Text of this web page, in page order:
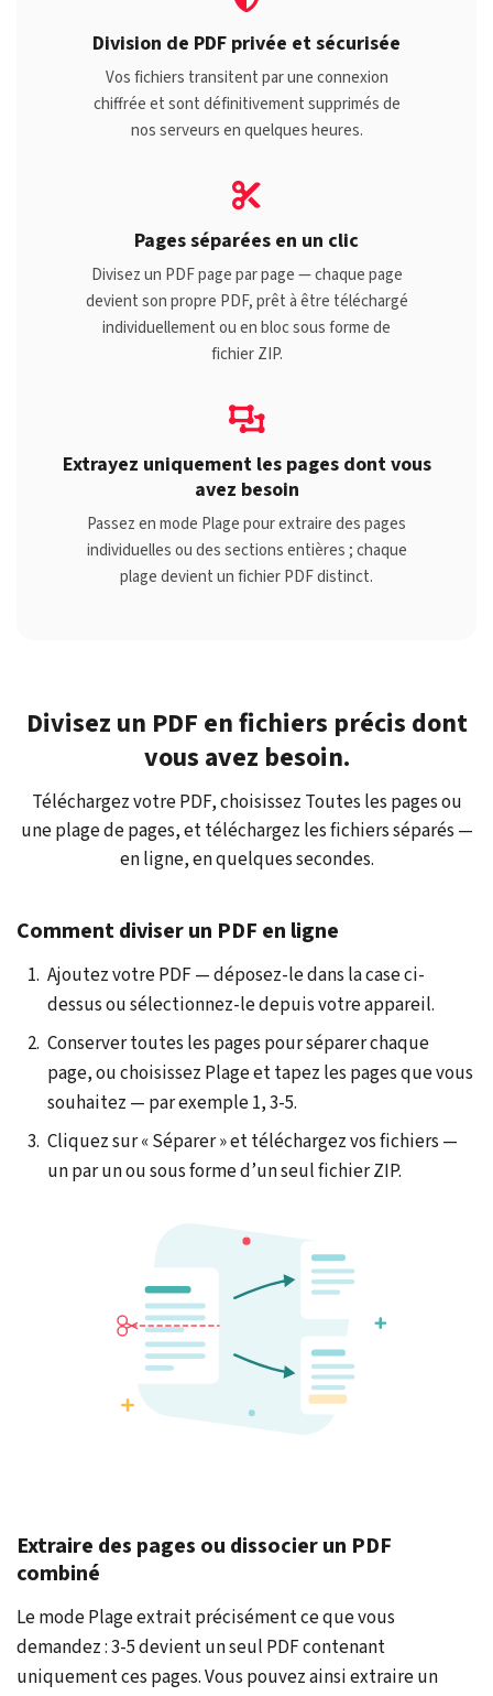
Division de PDF privée et sécurisée
Vos fichiers transitent par une connexion
chiffrée et sont définitivement supprimés de
nos serveurs en quelques heures.
Pages séparées en un clic
Divisez un PDF page par page — chaque page
devient son propre PDF, prêt à être téléchargé
individuellement ou en bloc sous forme de
fichier ZIP.
Extrayez uniquement les pages dont vous
avez besoin
Passez en mode Plage pour extraire des pages
individuelles ou des sections entières ; chaque
plage devient un fichier PDF distinct.
Divisez un PDF en fichiers précis dont
vous avez besoin.
Téléchargez votre PDF, choisissez Toutes les pages ou
une plage de pages, et téléchargez les fichiers séparés —
en ligne, en quelques secondes.
Comment diviser un PDF en ligne
Ajoutez votre PDF — déposez-le dans la case ci-
dessus ou sélectionnez-le depuis votre appareil.
Conserver toutes les pages pour séparer chaque
page, ou choisissez Plage et tapez les pages que vous
souhaitez — par exemple 1, 3-5.
Cliquez sur « Séparer » et téléchargez vos fichiers —
un par un ou sous forme d’un seul fichier ZIP.
Extraire des pages ou dissocier un PDF
combiné
Le mode Plage extrait précisément ce que vous
demandez : 3-5 devient un seul PDF contenant
uniquement ces pages. Vous pouvez ainsi extraire un